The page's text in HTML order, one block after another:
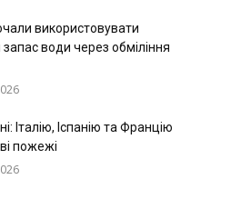
використовувати
запас води через обміління
Італію, Іспанію та Францію
пожежі